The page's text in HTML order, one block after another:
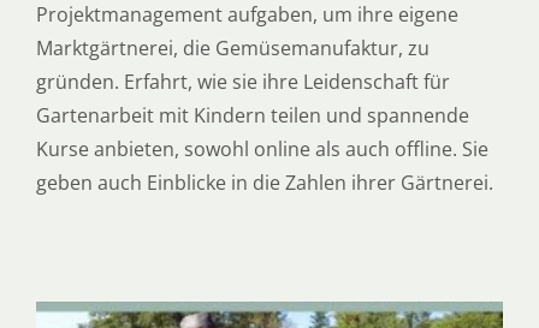
Projektmanagement aufgaben, um ihre eigene
Marktgärtnerei, die Gemüsemanufaktur, zu
gründen. Erfahrt, wie sie ihre Leidenschaft für
Gartenarbeit mit Kindern teilen und spannende
Kurse anbieten, sowohl online als auch offline. Sie
geben auch Einblicke in die Zahlen ihrer Gärtnerei.